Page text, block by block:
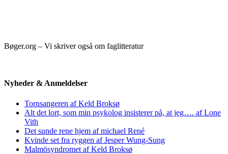
Bøger.org – Vi skriver også om faglitteratur
Nyheder & Anmeldelser
Tornsangeren af Keld Broksø
Alt det lort, som min psykolog insisterer på, at jeg…. af Lone
Vith
Det sunde rene hjem af michael René
Kvinde set fra ryggen af Jesper Wung-Sung
Malmösyndromet af Keld Broksø